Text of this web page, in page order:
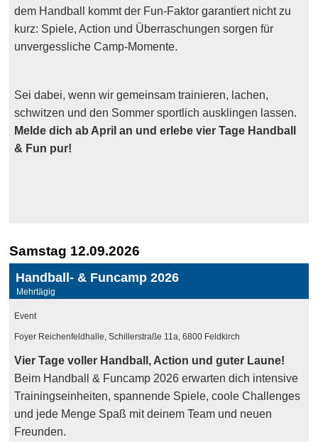
dem Handball kommt der Fun-Faktor garantiert nicht zu
kurz: Spiele, Action und Überraschungen sorgen für
unvergessliche Camp-Momente.
Sei dabei, wenn wir gemeinsam trainieren, lachen,
schwitzen und den Sommer sportlich ausklingen lassen.
Melde dich ab April an und erlebe vier Tage Handball
& Fun pur!
Samstag 12.09.2026
Handball- & Funcamp 2026
Mehrtägig
Event
Foyer Reichenfeldhalle, Schillerstraße 11a, 6800 Feldkirch
Vier Tage voller Handball, Action und guter Laune!
Beim Handball & Funcamp 2026 erwarten dich intensive
Trainingseinheiten, spannende Spiele, coole Challenges
und jede Menge Spaß mit deinem Team und neuen
Freunden.